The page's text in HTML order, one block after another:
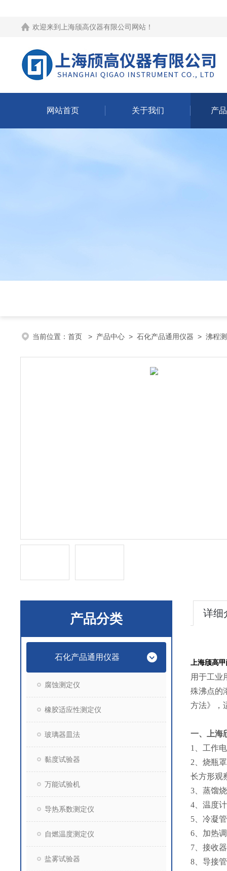
欢迎来到 上海颀高仪器有限公司网站 ！
网站首页 关于我们 产
当前位置： 首页 > 产品中心 > 石化产品通用仪器 > 沸程
产品分类
石化产品通用仪器
腐蚀测定仪
橡胶适应性测定仪
玻璃器皿法
黏度试验器
万能试验机
导热系数测定仪
自燃温度测定仪
盐雾试验器
详细
上海颀高
用于工业
殊沸点的
方法》，
一、
上
1、工作
2、烧瓶
长方形观
3、蒸馏
4、温度
5、冷凝
6、加热
7、接收
8、导接